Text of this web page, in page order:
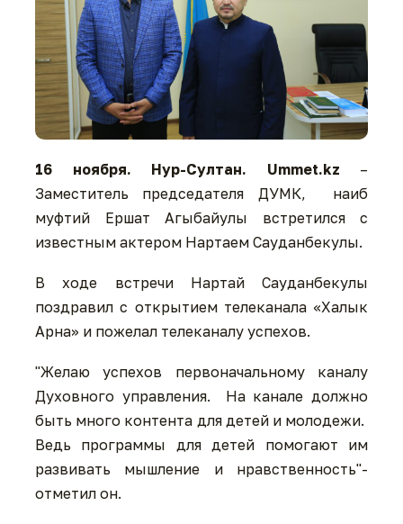
16 ноября. Нур-Султан. Ummet.kz –
Заместитель председателя ДУМК, наиб
муфтий Ершат Агыбайулы встретился с
известным актером Нартаем Сауданбекулы.
В ходе встречи Нартай Сауданбекулы
поздравил с открытием телеканала «Халык
Арна» и пожелал телеканалу успехов.
"Желаю успехов первоначальному каналу
Духовного управления. На канале должно
быть много контента для детей и молодежи.
Ведь программы для детей помогают им
развивать мышление и нравственность"-
отметил он.